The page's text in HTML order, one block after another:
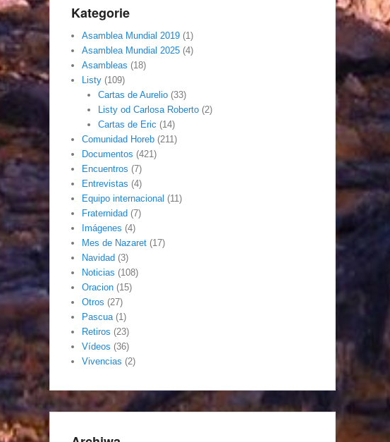
Kategorie
Asamblea Mundial 2019 (1)
Asamblea Mundial 2025 (4)
Asambleas (18)
Listy (109)
Cartas de Aurelio(33)
Listy od Carlosa Roberto(2)
Cartas de Eric (14)
Comunidad Horeb (211)
Documentos (421)
Encuentros (7)
Entrevistas (4)
Equipo internacional (11)
Fraternidad (7)
Imágenes (4)
Mes de Nazaret (17)
Navidad (3)
Noticias (108)
Oracion (15)
Otros (27)
Pascua(1)
Retiros (23)
Vídeos (36)
Vivencias (2)